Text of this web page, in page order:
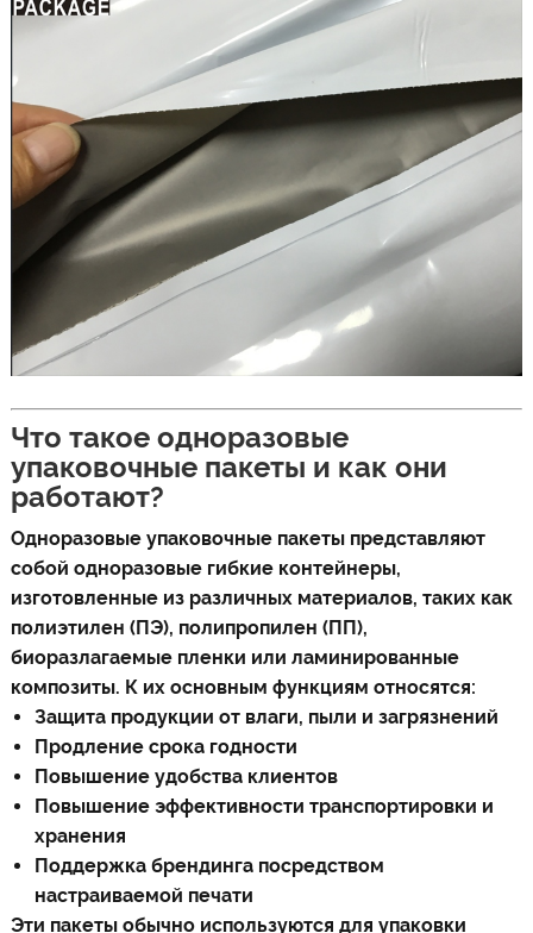
Что такое одноразовые
упаковочные пакеты и как они
работают?
Одноразовые упаковочные пакеты представляют
собой одноразовые гибкие контейнеры,
изготовленные из различных материалов, таких как
полиэтилен (ПЭ), полипропилен (ПП),
биоразлагаемые пленки или ламинированные
композиты. К их основным функциям относятся:
Защита продукции от влаги, пыли и загрязнений
Продление срока годности
Повышение удобства клиентов
Повышение эффективности транспортировки и
хранения
Поддержка брендинга посредством
настраиваемой печати
Эти пакеты обычно используются для упаковки